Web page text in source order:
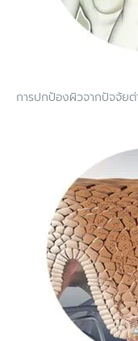
การปกป้องผิวจากปัจจัย